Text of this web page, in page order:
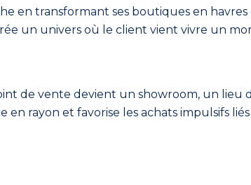
en transformant ses boutiques en
un univers où le client vient vivre un
de vente devient un showroom, un lieu
rayon et favorise les achats impulsifs liés